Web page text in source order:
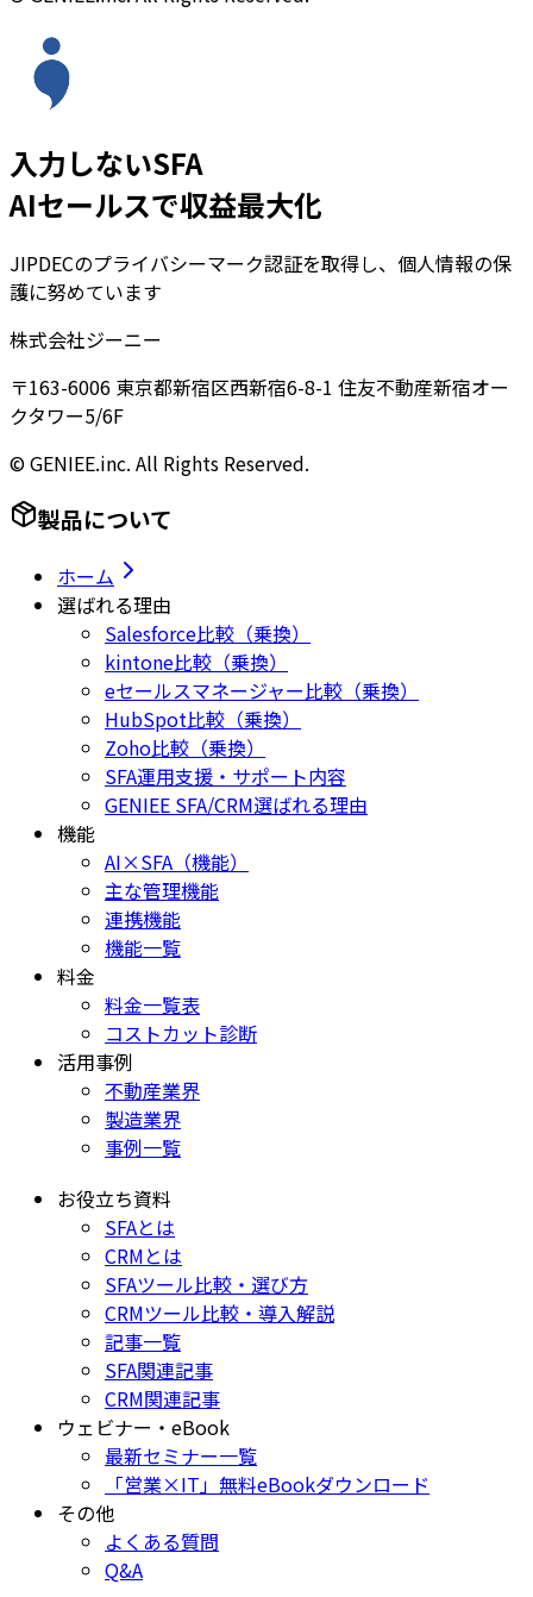
入力しないSFA
AIセールスで収益最大化
JIPDECのプライバシーマーク認証を取得し、個人情報の保
護に努めています
株式会社ジーニー
〒163-6006 東京都新宿区西新宿6-8-1 住友不動産新宿オー
クタワー5/6F
© GENIEE.inc. All Rights Reserved.
製品について
ホーム
選ばれる理由
Salesforce比較（乗換）
kintone比較（乗換）
eセールスマネージャー比較（乗換）
HubSpot比較（乗換）
Zoho比較（乗換）
SFA運用支援・サポート内容
GENIEE SFA/CRM選ばれる理由
機能
AI×SFA（機能）
主な管理機能
連携機能
機能一覧
料金
料金一覧表
コストカット診断
活用事例
不動産業界
製造業界
事例一覧
お役立ち資料
SFAとは
CRMとは
SFAツール比較・選び方
CRMツール比較・導入解説
記事一覧
SFA関連記事
CRM関連記事
ウェビナー・eBook
最新セミナー一覧
「営業×IT」無料eBookダウンロード
その他
よくある質問
Q&A